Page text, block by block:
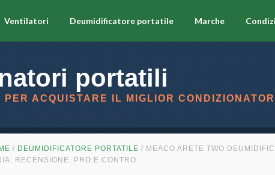
Ventilatori Deumidificatore portatile Marche
portatili
PER ACQUISTARE IL MIGLIOR
/ DEUMIDIFICATORE PORTATILE / MEACO ARETE TWO
RECENSIONE, PRO E CONTRO